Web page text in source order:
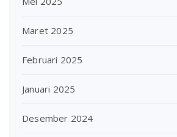
Maret 2025
Februari 2025
Januari 2025
Desember 2024